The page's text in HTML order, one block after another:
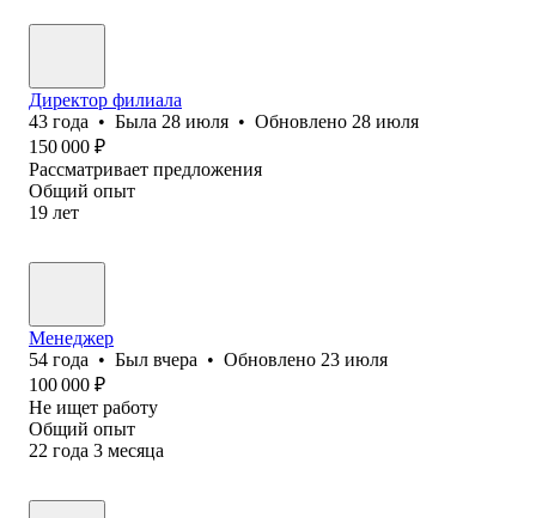
Директор филиала
43 года • Была 28 июля • Обновлено 28 июля
150 000 ₽
Рассматривает предложения
Общий опыт
19 лет
Менеджер
54 года • Был вчера • Обновлено 23 июля
100 000 ₽
Не ищет работу
Общий опыт
22 года 3 месяца